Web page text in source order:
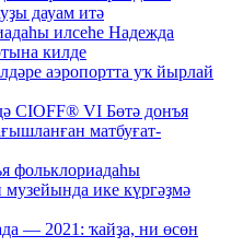
дауам итә
илсеһе Надежда
килде
аэропортта уҡ йырлай
CIOFF® VI Бөтә донъя
матбуғат-
фольклориадаһы
ике күргәҙмә
— 2021: ҡайҙа, ни өсөн